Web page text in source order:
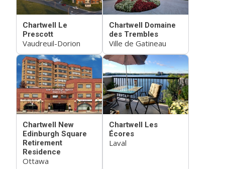
Chartwell Le
Prescott
Vaudreuil-Dorion
Chartwell Domaine
des Trembles
Ville de Gatineau
Chartwell New
Edinburgh Square
Retirement
Residence
Ottawa
Chartwell Les
Écores
Laval